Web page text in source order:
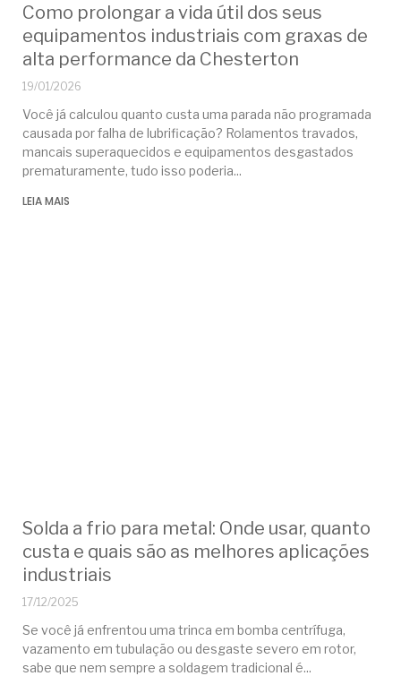
Como prolongar a vida útil dos seus
equipamentos industriais com graxas de
alta performance da Chesterton
19/01/2026
Você já calculou quanto custa uma parada não programada
causada por falha de lubrificação? Rolamentos travados,
mancais superaquecidos e equipamentos desgastados
prematuramente, tudo isso poderia
LEIA MAIS
Solda a frio para metal: Onde usar, quanto
custa e quais são as melhores aplicações
industriais
17/12/2025
Se você já enfrentou uma trinca em bomba centrífuga,
vazamento em tubulação ou desgaste severo em rotor,
sabe que nem sempre a soldagem tradicional é